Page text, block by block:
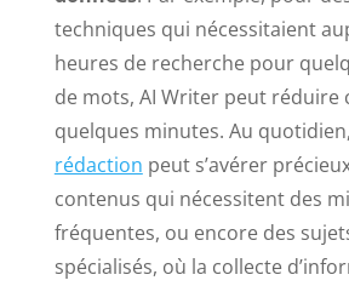
techniques qui nécessitaient
heures de recherche pour
de mots, AI Writer peut réduire
quelques minutes. Au
rédaction peut s’avérer
contenus qui nécessitent des
fréquentes, ou encore des
spécialisés, où la collecte